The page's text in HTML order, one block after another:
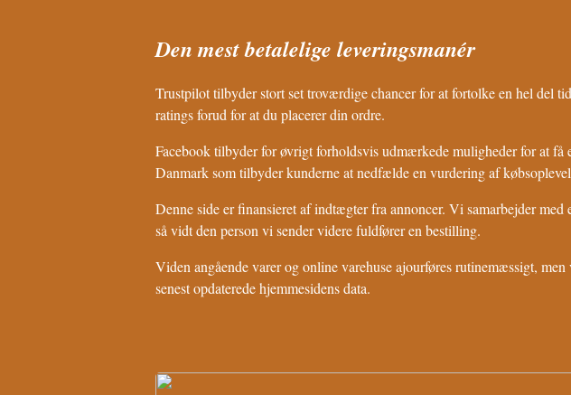
Den mest betalelige leveringsmanér
Trustpilot tilbyder stort set troværdige chancer for at fortolke en hel del
ratings forud for at du placerer din ordre.
Facebook tilbyder for øvrigt forholdsvis udmærkede muligheder for at
Danmark som tilbyder kunderne at nedfælde en vurdering af
Denne side er finansieret af indtægter fra annoncer. Vi samarbejder
så vidt den person vi sender videre fuldfører en bestilling.
Viden angående varer og online varehuse ajourføres rutinemæssigt,
senest opdaterede hjemmesidens data.